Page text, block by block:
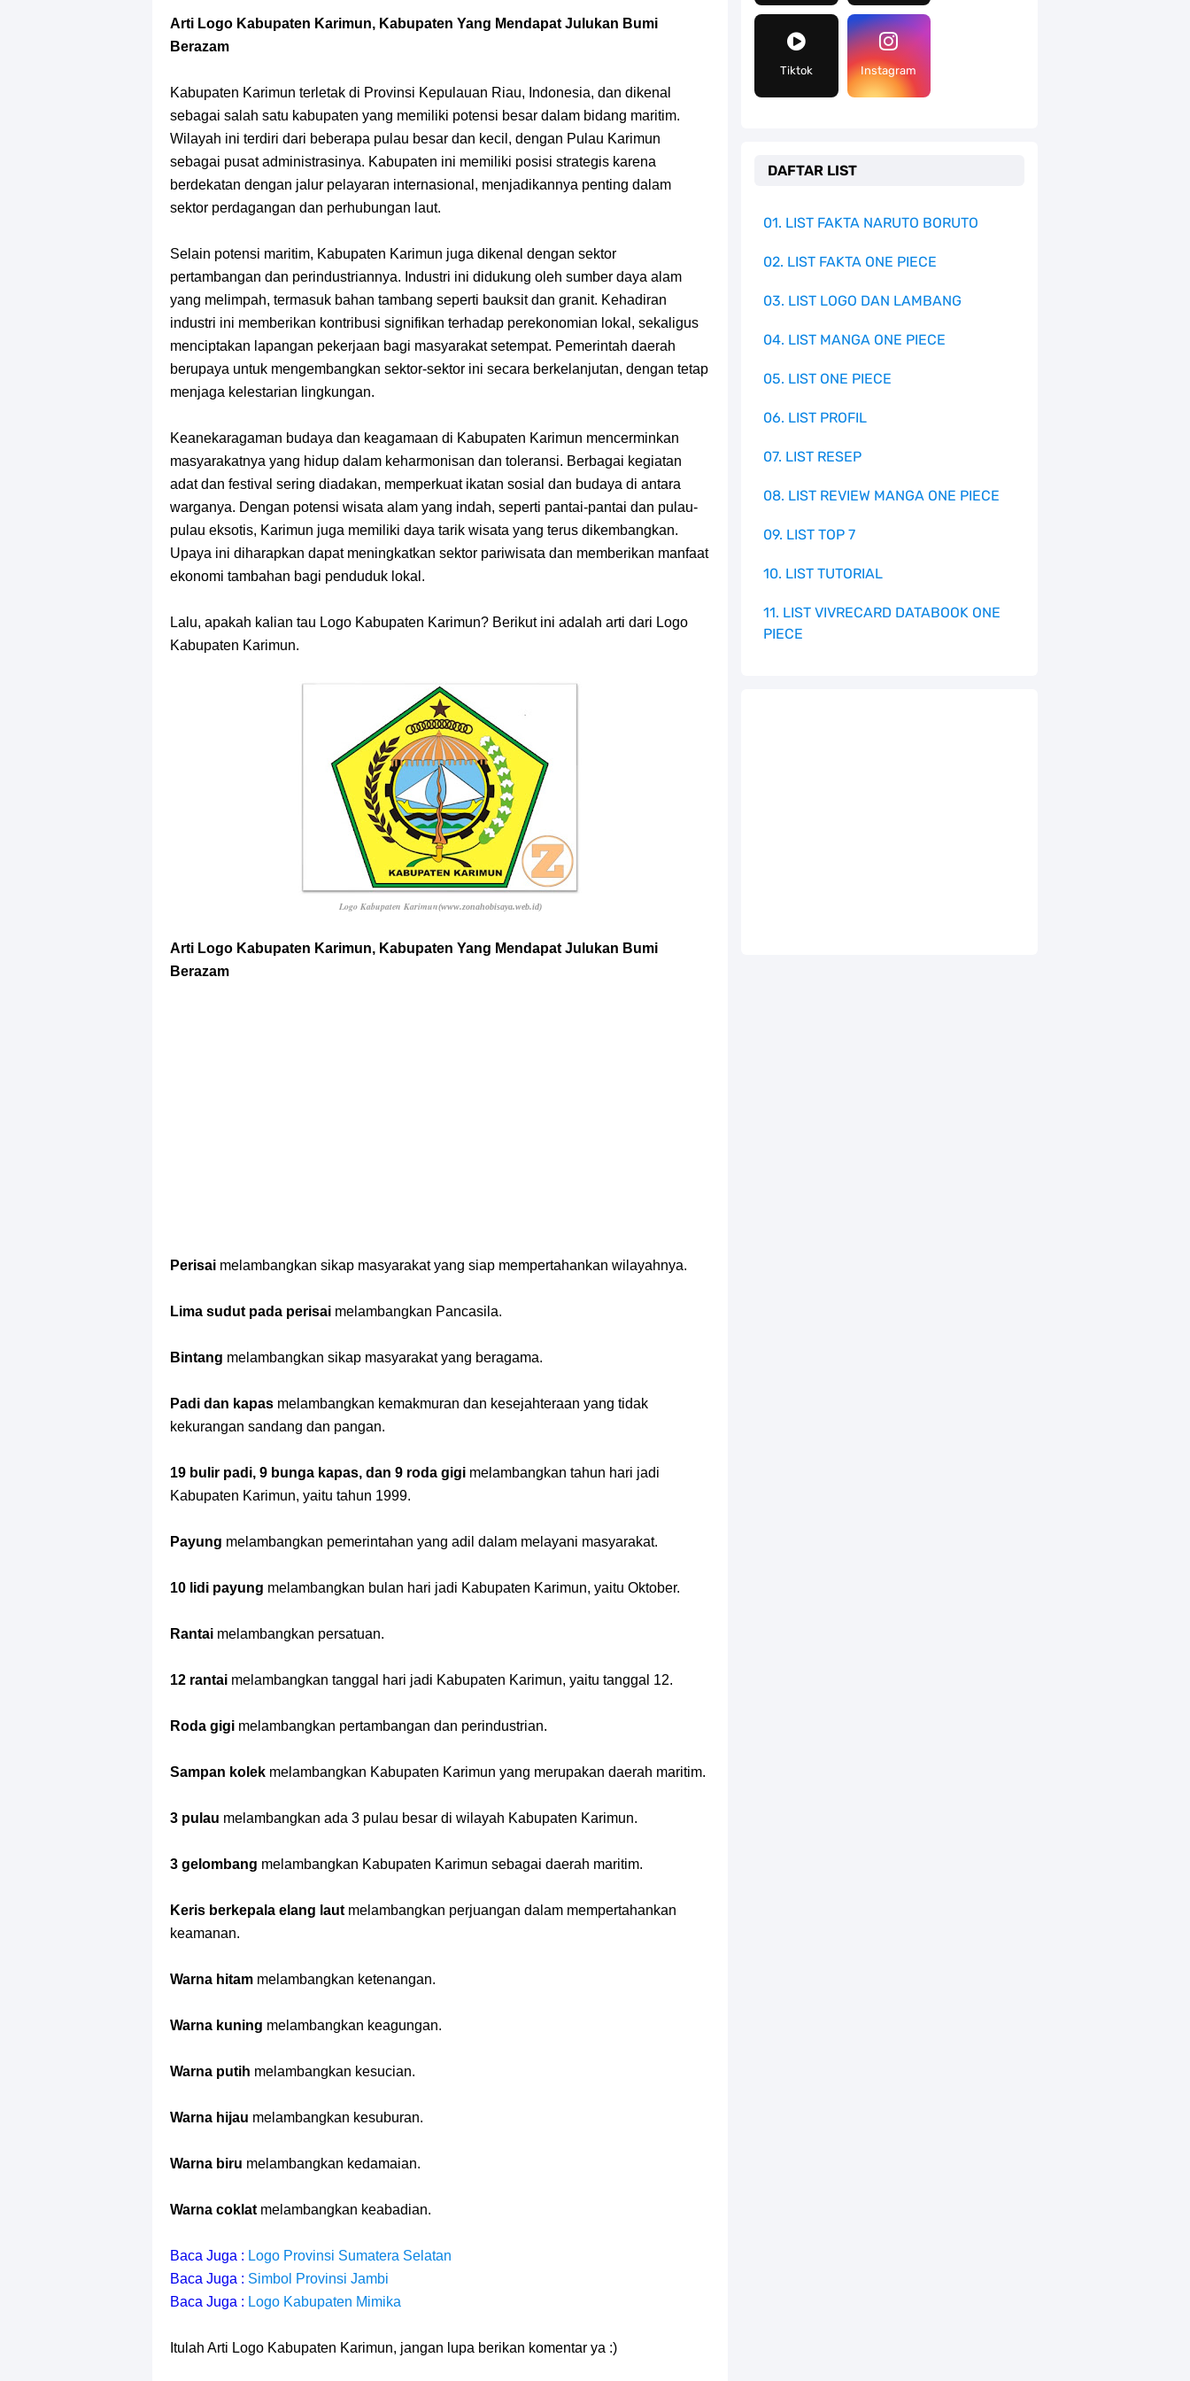
Resep Roti Panggang, Sangat Mudah Untuk Menjadi Cemilan Bersama Keluarga
Arti Bendera Seychelles, Negara Kepulauan Yang Terletak Di Samudra Hindia
Cara Bayar Akulaku Lewat Gopay, Sangat Mudah Dan Tidak Ribet Sama Sekali
7 Fakta Queen One Piece, All Star Yang Jadi Penanggung Jawab Penjara Udon
7 Fakta Brook One Piece, Mantan Kapten Yang Poster Bountynya Poster Konser
7 Kapal Pesiar Terberat Di Dunia, Simbol Ambisi Industri Pariwisata Laut
Arti Bendera Tanzania, Ada Di Afrika Dengan Bentang Alam Yang Sangat Beragam
Arti Logo Kabupaten Karimun, Kabupaten Yang Mendapat Julukan Bumi
Berazam
Kabupaten Karimun terletak di Provinsi Kepulauan Riau, Indonesia, dan dikenal
sebagai salah satu kabupaten yang memiliki potensi besar dalam bidang maritim.
Wilayah ini terdiri dari beberapa pulau besar dan kecil, dengan Pulau Karimun
sebagai pusat administrasinya. Kabupaten ini memiliki posisi strategis karena
berdekatan dengan jalur pelayaran internasional, menjadikannya penting dalam
sektor perdagangan dan perhubungan laut.
Selain potensi maritim, Kabupaten Karimun juga dikenal dengan sektor
pertambangan dan perindustriannya. Industri ini didukung oleh sumber daya alam
yang melimpah, termasuk bahan tambang seperti bauksit dan granit. Kehadiran
industri ini memberikan kontribusi signifikan terhadap perekonomian lokal, sekaligus
menciptakan lapangan pekerjaan bagi masyarakat setempat. Pemerintah daerah
berupaya untuk mengembangkan sektor-sektor ini secara berkelanjutan, dengan tetap
menjaga kelestarian lingkungan.
Keanekaragaman budaya dan keagamaan di Kabupaten Karimun mencerminkan
masyarakatnya yang hidup dalam keharmonisan dan toleransi. Berbagai kegiatan
adat dan festival sering diadakan, memperkuat ikatan sosial dan budaya di antara
warganya. Dengan potensi wisata alam yang indah, seperti pantai-pantai dan pulau-
pulau eksotis, Karimun juga memiliki daya tarik wisata yang terus dikembangkan.
Upaya ini diharapkan dapat meningkatkan sektor pariwisata dan memberikan manfaat
ekonomi tambahan bagi penduduk lokal.
Lalu, apakah kalian tau Logo Kabupaten Karimun? Berikut ini adalah arti dari Logo
Kabupaten Karimun.
Logo Kabupaten Karimun(www.zonahobisaya.web.id)
Arti Logo Kabupaten Karimun, Kabupaten Yang Mendapat Julukan Bumi
Berazam
Perisai melambangkan sikap masyarakat yang siap mempertahankan wilayahnya.
Lima sudut pada perisai melambangkan Pancasila.
Bintang melambangkan sikap masyarakat yang beragama.
Padi dan kapas melambangkan kemakmuran dan kesejahteraan yang tidak
kekurangan sandang dan pangan.
19 bulir padi, 9 bunga kapas, dan 9 roda gigi melambangkan tahun hari jadi
Kabupaten Karimun, yaitu tahun 1999.
Payung melambangkan pemerintahan yang adil dalam melayani masyarakat.
10 lidi payung melambangkan bulan hari jadi Kabupaten Karimun, yaitu Oktober.
Rantai melambangkan persatuan.
12 rantai melambangkan tanggal hari jadi Kabupaten Karimun, yaitu tanggal 12.
Roda gigi melambangkan pertambangan dan perindustrian.
Sampan kolek melambangkan Kabupaten Karimun yang merupakan daerah maritim.
3 pulau melambangkan ada 3 pulau besar di wilayah Kabupaten Karimun.
3 gelombang melambangkan Kabupaten Karimun sebagai daerah maritim.
Keris berkepala elang laut melambangkan perjuangan dalam mempertahankan
keamanan.
Warna hitam melambangkan ketenangan.
Warna kuning melambangkan keagungan.
Warna putih melambangkan kesucian.
Warna hijau melambangkan kesuburan.
Warna biru melambangkan kedamaian.
Warna coklat melambangkan keabadian.
Baca Juga : Logo Provinsi Sumatera Selatan
Baca Juga : Simbol Provinsi Jambi
Baca Juga : Logo Kabupaten Mimika
Itulah Arti Logo Kabupaten Karimun, jangan lupa berikan komentar ya :)
Tiktok Instagram
DAFTAR LIST
01. LIST FAKTA NARUTO BORUTO
02. LIST FAKTA ONE PIECE
03. LIST LOGO DAN LAMBANG
04. LIST MANGA ONE PIECE
05. LIST ONE PIECE
06. LIST PROFIL
07. LIST RESEP
08. LIST REVIEW MANGA ONE PIECE
09. LIST TOP 7
10. LIST TUTORIAL
11. LIST VIVRECARD DATABOOK ONE
PIECE